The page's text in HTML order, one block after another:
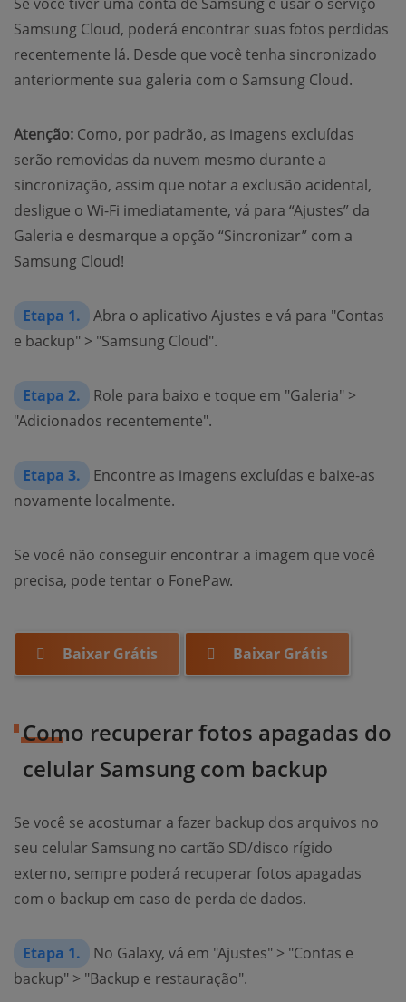
Samsung Cloud, poderá encontrar suas fotos perdidas
recentemente lá. Desde que você tenha sincronizado
anteriormente sua galeria com o Samsung Cloud.
Atenção: Como, por padrão, as imagens excluídas
serão removidas da nuvem mesmo durante a
sincronização, assim que notar a exclusão acidental,
desligue o Wi-Fi imediatamente, vá para “Ajustes” da
Galeria e desmarque a opção “Sincronizar” com a
Samsung Cloud!
Etapa 1.
Abra o aplicativo Ajustes e vá para "Contas
e backup" > "Samsung Cloud".
Etapa 2.
Role para baixo e toque em "Galeria" >
"Adicionados recentemente".
Etapa 3.
Encontre as imagens excluídas e baixe-as
novamente localmente.
Se você não conseguir encontrar a imagem que você
precisa, pode tentar o FonePaw.
Baixar Grátis Baixar Grátis
Como recuperar fotos apagadas do
celular Samsung com backup
Se você se acostumar a fazer backup dos arquivos no
seu celular Samsung no cartão SD/disco rígido
externo, sempre poderá recuperar fotos apagadas
com o backup em caso de perda de dados.
Etapa 1.
No Galaxy, vá em "Ajustes" > "Contas e
backup" > "Backup e restauração".